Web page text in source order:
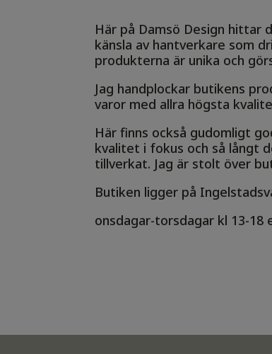
Här på Damsö Design hittar
känsla av hantverkare som
produkterna är unika och
Jag handplockar butikens
varor med allra högsta
Här finns också gudomligt
kvalitet i fokus och så långt
tillverkat. Jag är stolt över
Butiken ligger på
onsdagar-torsdagar kl 13-18